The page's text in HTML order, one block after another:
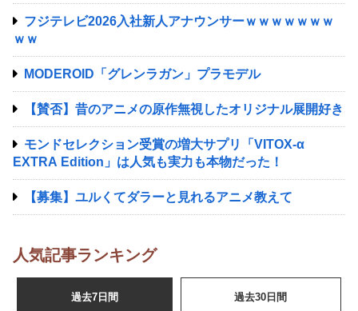
フジテレビ2026入社新人アナウンサーｗｗｗｗｗｗｗ
ｗｗ
MODEROID「グレンラガン」プラモデル
【賛否】昔のアニメの原作無視したオリジナル展開好き
モンドセレクション受賞の増大サプリ「VITOX-α
EXTRA Edition」は人気も実力も本物だった！
【募集】ユルくてダラーと見れるアニメ教えて
人気記事ランキング
過去7日間 過去30日間